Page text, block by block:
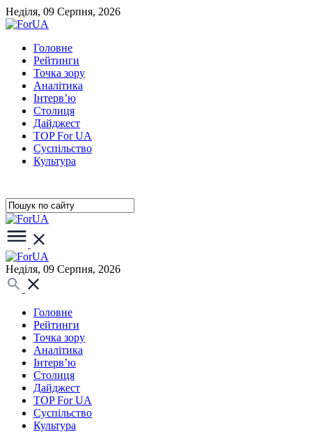
Неділя, 09 Серпня, 2026
Головне
Рейтинги
Точка зору
Аналітика
Інтерв’ю
Столиця
Дайджест
TOP For UA
Суспiльство
Культура
Неділя, 09 Серпня, 2026
Головне
Рейтинги
Точка зору
Аналітика
Інтерв’ю
Столиця
Дайджест
TOP For UA
Суспiльство
Культура